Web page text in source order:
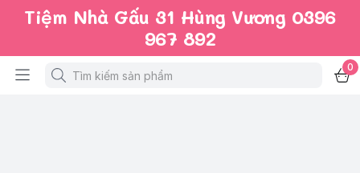
Tiệm Nhà Gấu 31 Hùng Vương 0396
967 892
0